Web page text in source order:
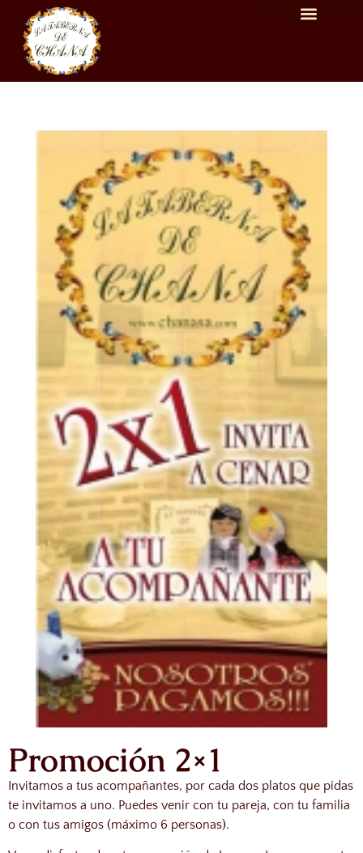
Promoción 2×1
Invitamos a tus acompañantes, por cada dos platos que pidas
te invitamos a uno. Puedes venir con tu pareja, con tu familia
o con tus amigos (máximo 6 personas).